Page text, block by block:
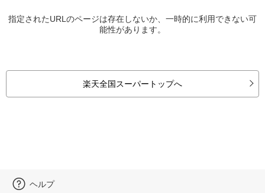
指定されたURLのページは存在しないか、一時的に利用できない可
能性があります。
楽天全国スーパートップへ
ヘルプ